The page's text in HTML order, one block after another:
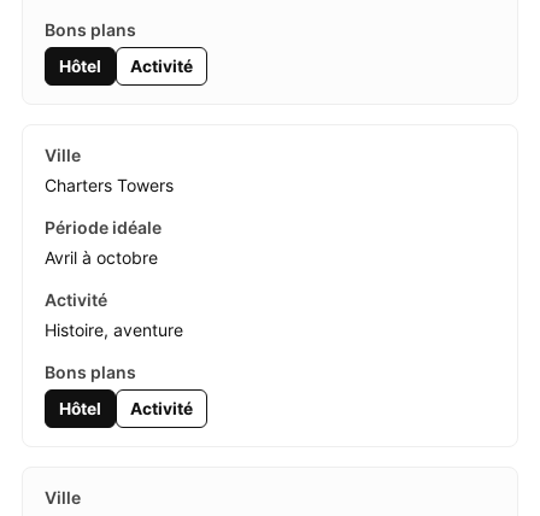
Hôtel Activité
Charters Towers
Avril à octobre
Histoire, aventure
Hôtel Activité